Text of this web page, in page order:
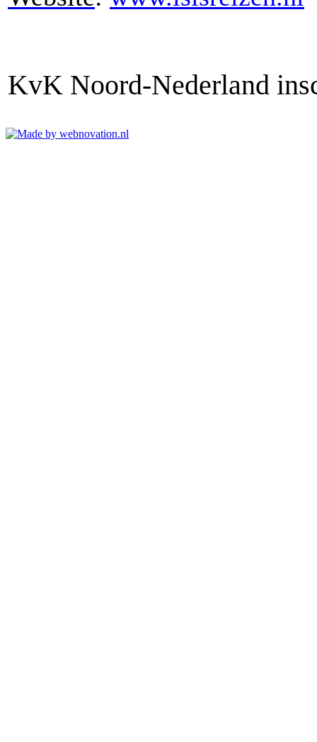
KvK Noord-Nederland